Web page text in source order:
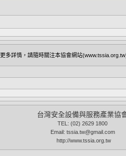
更多詳情，請隨時關注本協會網站
台灣安全設備與服務產業協
TEL: (02) 2629 1800
Email: tssia.tw@gmail.com
http://www.tssia.org.tw